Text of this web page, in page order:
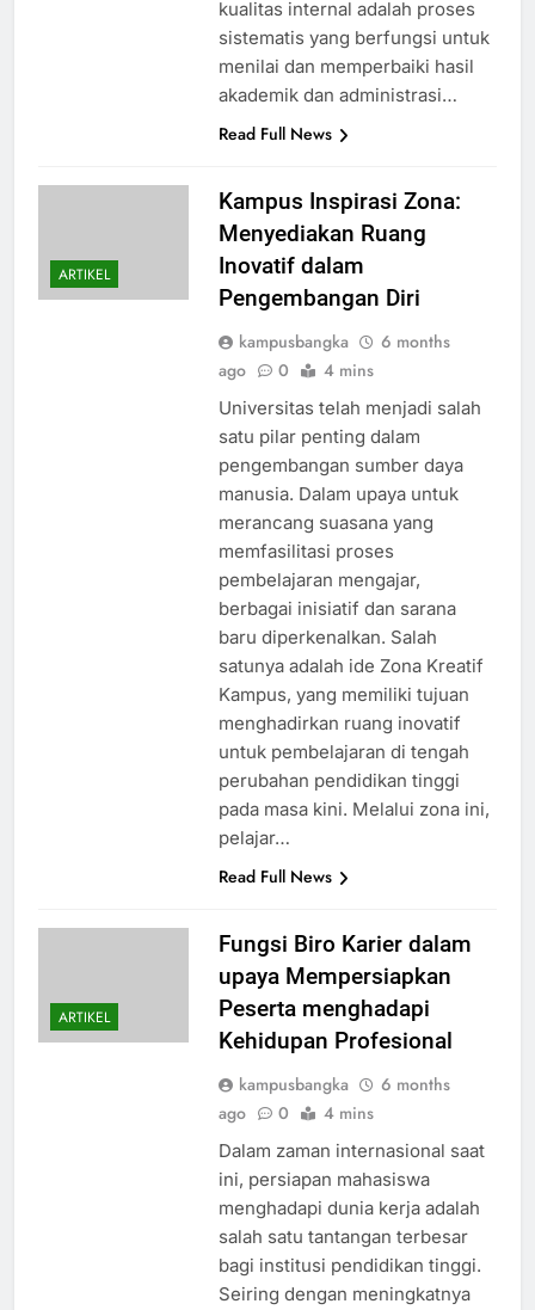
kualitas internal adalah proses
sistematis yang berfungsi untuk
menilai dan memperbaiki hasil
akademik dan administrasi…
Read Full News
ARTIKEL
Kampus Inspirasi Zona:
Menyediakan Ruang
Inovatif dalam
Pengembangan Diri
kampusbangka
6 months
ago
0 4 mins
Universitas telah menjadi salah
satu pilar penting dalam
pengembangan sumber daya
manusia. Dalam upaya untuk
merancang suasana yang
memfasilitasi proses
pembelajaran mengajar,
berbagai inisiatif dan sarana
baru diperkenalkan. Salah
satunya adalah ide Zona Kreatif
Kampus, yang memiliki tujuan
menghadirkan ruang inovatif
untuk pembelajaran di tengah
perubahan pendidikan tinggi
pada masa kini. Melalui zona ini,
pelajar…
Read Full News
ARTIKEL
Fungsi Biro Karier dalam
upaya Mempersiapkan
Peserta menghadapi
Kehidupan Profesional
kampusbangka
6 months
ago
0 4 mins
Dalam zaman internasional saat
ini, persiapan mahasiswa
menghadapi dunia kerja adalah
salah satu tantangan terbesar
bagi institusi pendidikan tinggi.
Seiring dengan meningkatnya